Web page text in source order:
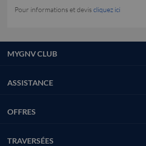
Pour informations et devis cliquez ici
MYGNV CLUB
ASSISTANCE
OFFRES
TRAVERSÉES